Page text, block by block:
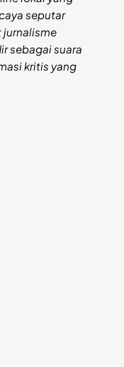
seputar
jurnalisme
sebagai suara
kritis yang